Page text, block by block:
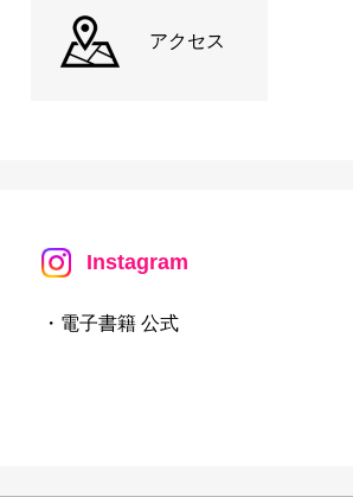
アクセス
Instagram
・電子書籍 公式